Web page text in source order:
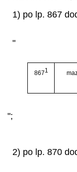
1) po lp. 867
"
8671
";
2) po lp. 870